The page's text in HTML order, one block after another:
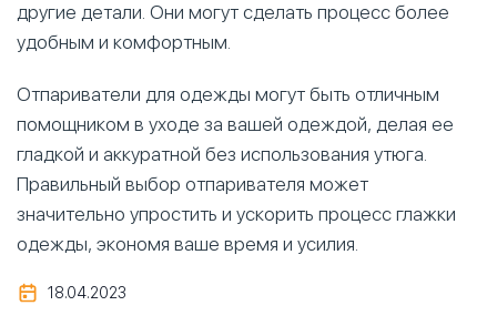
другие детали. Они могут сделать процесс более
удобным и комфортным.
Отпариватели для одежды могут быть отличным
помощником в уходе за вашей одеждой, делая ее
гладкой и аккуратной без использования утюга.
Правильный выбор отпаривателя может
значительно упростить и ускорить процесс глажки
одежды, экономя ваше время и усилия.
18.04.2023